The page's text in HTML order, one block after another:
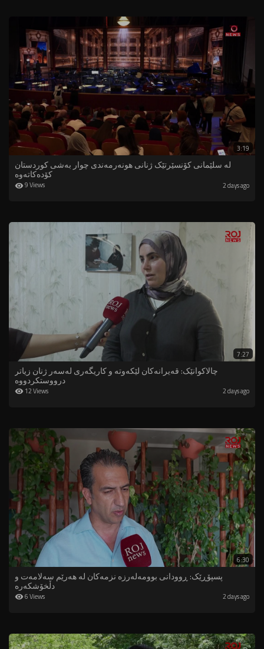
3:19
لە سلێمانی کۆنسێرتێک ژنانی هونەرمەندی چوار بەشی کوردستان
کۆدەکاتەوە
9 Views 2 days ago
7:27
چالاکوانێک: قەیرانەکان لێکەوتە و کاریگەری لەسەر ژنان زیاتر
درووستکردووە
12 Views 2 days ago
6:30
پسپۆڕێک: ڕوودانی بوومەلەرزە نزمەکان لە هەرێم سەلامەت و
دڵخۆشکەرە
6 Views 2 days ago